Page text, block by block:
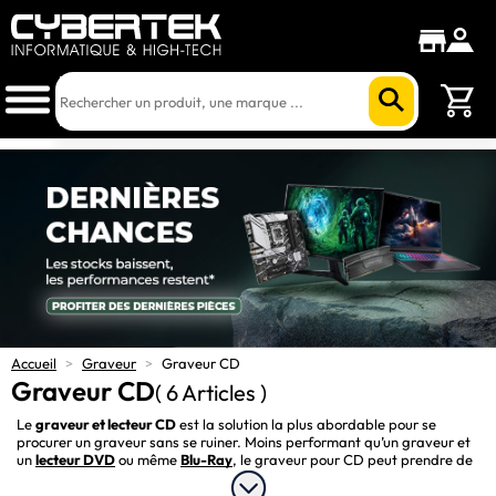
Accueil > Graveur > Graveur CD
Graveur CD( 6 Articles )
Le graveur et lecteur CD est la solution la plus abordable pour se
procurer un graveur sans se ruiner. Moins performant qu’un graveur et
un lecteur DVD ou même Blu-Ray, le graveur pour CD peut prendre de
multiples formes. Un boîtier compact pouvant se connecter en USB à